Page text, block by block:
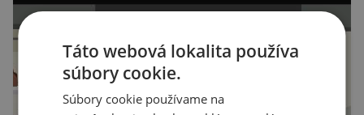
Táto webová lokalita používa
súbory cookie.
Súbory cookie používame na